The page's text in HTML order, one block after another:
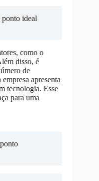
ideal
como o
disso, é
de
apresenta
tecnologia. Esse
para uma